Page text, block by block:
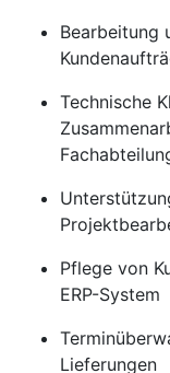
Bearbeitung
Technische
Pflege von
ERP-System
Lieferungen